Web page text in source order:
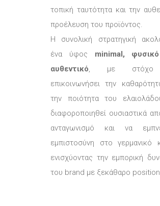
τοπική ταυτότητα και την
προέλευση του προϊόντος.
Η συνολική στρατηγική
ένα ύφος minimal,
αυθεντικό, με στόχο
επικοινωνήσει την
την ποιότητα του
διαφοροποιηθεί ουσιαστικά
ανταγωνισμό και να
εμπιστοσύνη στο γερμανικό
ενισχύοντας την εμπορική
του brand με ξεκάθαρο